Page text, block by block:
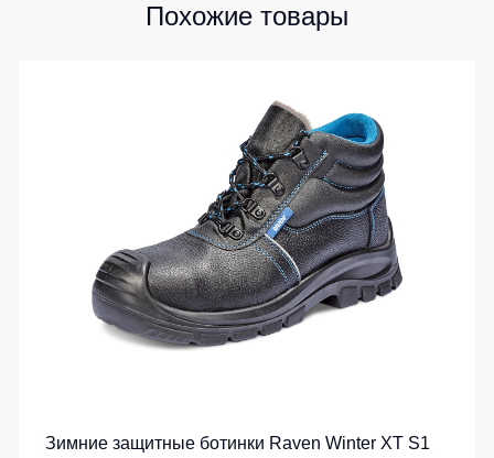
Похожие товары
Зимние защитные ботинки Raven Winter XT S1